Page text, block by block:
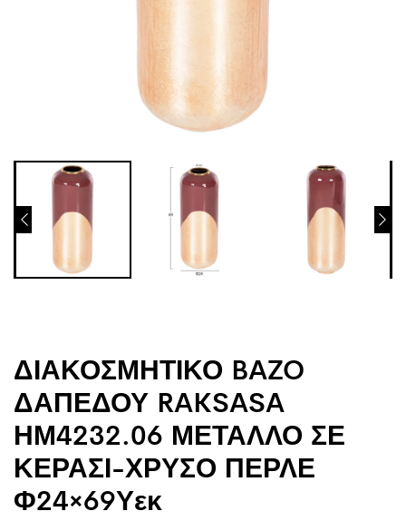
ΔΙΑΚΟΣΜΗΤΙΚΟ BAZO
ΔΑΠΕΔΟΥ RAKSASA
ΗΜ4232.06 ΜΕΤΑΛΛΟ ΣΕ
ΚΕΡΑΣΙ-ΧΡΥΣΟ ΠΕΡΛΕ
Φ24×69Υεκ